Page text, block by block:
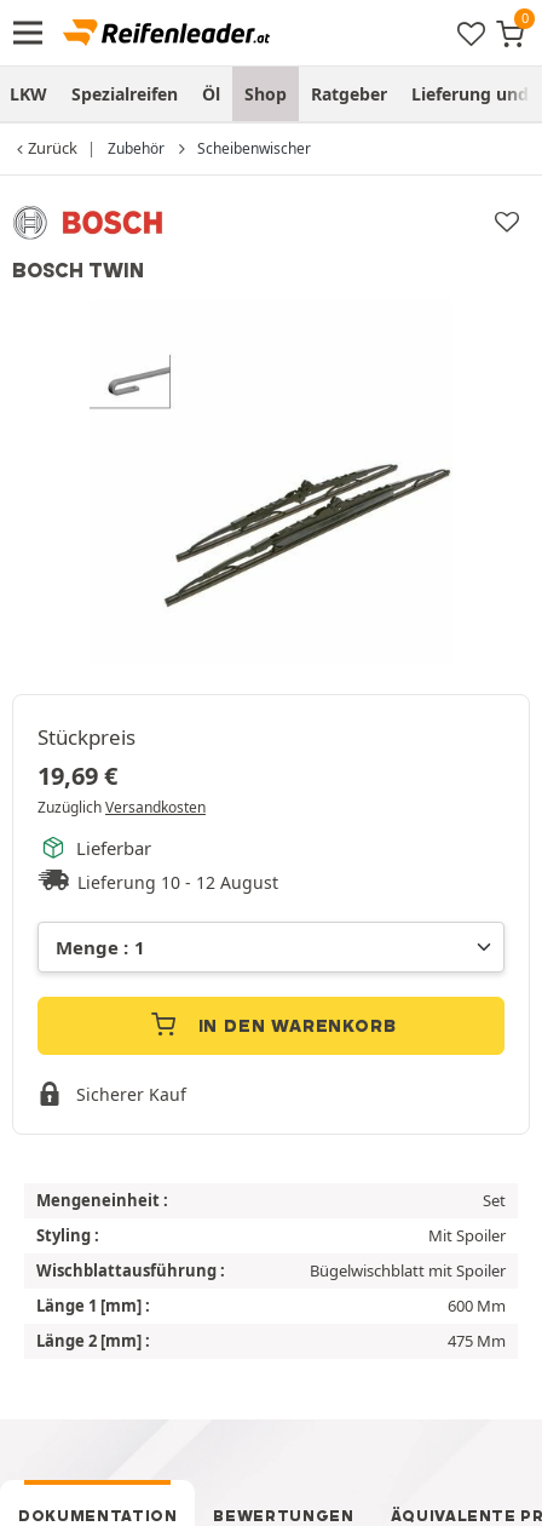
LKW Spezialreifen Öl Shop Ratgeber Lieferung und
Zurück Zubehör Scheibenwischer
BOSCH TWIN
Stückpreis
19,69€
ZuzüglichVersandkosten
Lieferbar
Lieferung 10 - 12 August
IN DEN WARENKORB
Sicherer Kauf
Mengeneinheit :
Set
Styling :
Mit Spoiler
Wischblattausführung :
Bügelwischblatt mit Spoiler
Länge 1 [mm] :
600 Mm
Länge 2 [mm] :
475 Mm
DOKUMENTATION BEWERTUNGEN ÄQUIVALENTE